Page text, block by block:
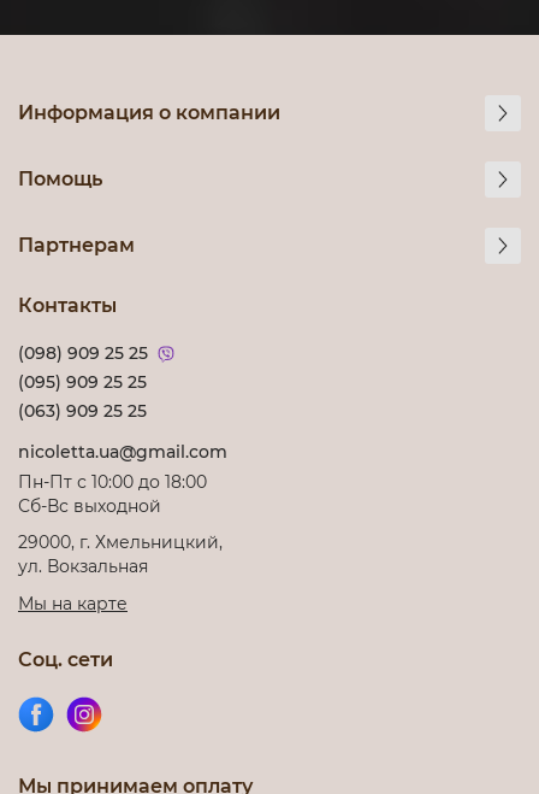
Информация о компании
Помощь
Партнерам
Контакты
(098) 909 25 25
(095) 909 25 25
(063) 909 25 25
nicoletta.ua@gmail.com
Пн-Пт с 10:00 до 18:00
Сб-Вс выходной
29000, г. Хмельницкий,
ул. Вокзальная
Мы на карте
Соц. сети
Мы принимаем оплату